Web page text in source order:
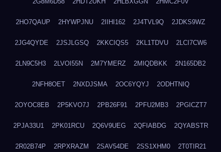
2HO7QAUP 2HYWPJNU 2IIHI162 2J4TVL9Q 2JDKS9WZ
2JG4QYDE 2JSJLGSQ 2KKCIQS5 2KL1TDVU 2LCI7CW6
2LN9C5H3 2LVOI55N 2M7YMERZ 2MIQDBKK 2N165DB2
2NFH8OET 2NXDJSMA 2OC6YQYJ 2ODHTNIQ
2OYOC8EB 2P5KVO7J 2PB26F91 2PFU2MB3 2PGICZT7
2PJA33U1 2PK01RCU 2Q6V9UEG 2QFIABDG 2QYABSTR
2R02B74P 2RPXRAZM 2SAV54DE 2SS1XHM0 2T0TIR21